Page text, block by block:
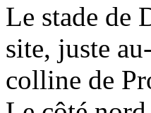
Le stade de
site, juste
colline de